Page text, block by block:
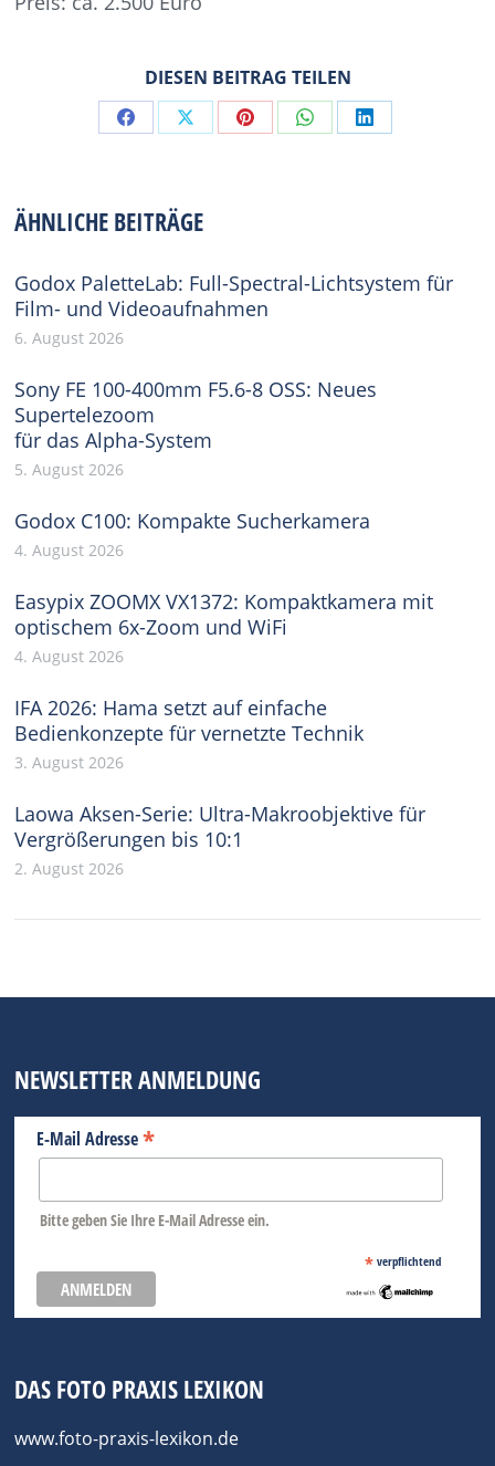
DIESEN BEITRAG TEILEN
Share Share Share Share Share
ÄHNLICHE BEITRÄGE
Godox PaletteLab: Full-Spectral-Lichtsystem für
Film- und Videoaufnahmen
6. August 2026
Sony FE 100-400mm F5.6-8 OSS: Neues
Supertelezoom
für das Alpha-System
5. August 2026
Godox C100: Kompakte Sucherkamera
4. August 2026
Easypix ZOOMX VX1372: Kompaktkamera mit
optischem 6x-Zoom und WiFi
4. August 2026
IFA 2026: Hama setzt auf einfache
Bedienkonzepte für vernetzte Technik
3. August 2026
Laowa Aksen-Serie: Ultra-Makroobjektive für
Vergrößerungen bis 10:1
2. August 2026
NEWSLETTER ANMELDUNG
E-Mail Adresse*
Bitte geben Sie Ihre E-Mail Adresse ein.
* verpflichtend
DAS FOTO PRAXIS LEXIKON
www.foto-praxis-lexikon.de